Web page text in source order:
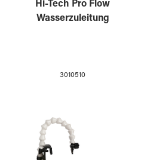
Hi-Tech Pro Flow
Wasserzuleitung
3010510